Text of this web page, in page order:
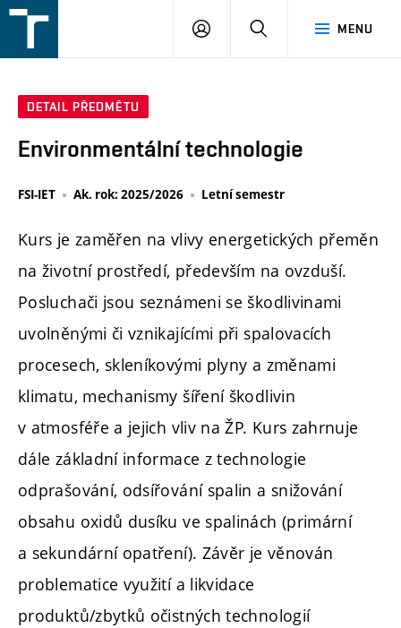
v
MENU
PŘIHLÁŠENÍ
DETAIL PŘEDMĚTU
Environmentální technologie
FSI-IET Ak. rok: 2025/2026 Letní semestr
Kurs je zaměřen na vlivy energetických přeměn
na životní prostředí, především na ovzduší.
Posluchači jsou seznámeni se škodlivinami
uvolněnými či vznikajícími při spalovacích
procesech, skleníkovými plyny a změnami
klimatu, mechanismy šíření škodlivin
v atmosféře a jejich vliv na ŽP. Kurs zahrnuje
dále základní informace z technologie
odprašování, odsířování spalin a snižování
obsahu oxidů dusíku ve spalinách (primární
a sekundární opatření). Závěr je věnován
problematice využití a likvidace
produktů/zbytků očistných technologií